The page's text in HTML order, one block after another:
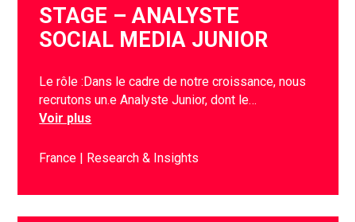
STAGE – ANALYSTE
SOCIAL MEDIA JUNIOR
Le rôle :Dans le cadre de notre croissance, nous
recrutons un.e Analyste Junior, dont le…
Voir plus
France Research & Insights